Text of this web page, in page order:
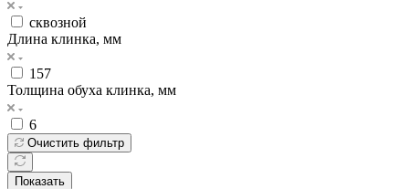
сквозной
Длина клинка, мм
157
Толщина обуха клинка, мм
6
Очистить фильтр
Показать